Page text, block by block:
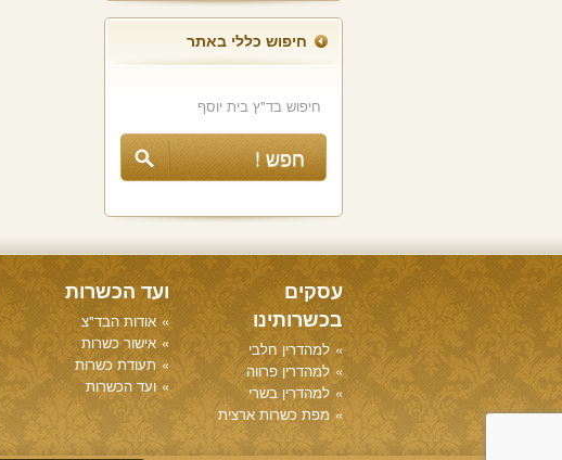
חיפוש כללי באתר
עסקים
בכשרותינו
למהדרין חלבי
למהדרין פרווה
למהדרין בשרי
מפת כשרות ארצית
ועד הכשרות
אודות הבד"צ
אישור כשרות
תעודת כשרות
ועד הכשרות